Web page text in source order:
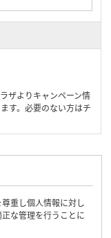
ザよりキャンペーン情
す。必要のない方はチ
重し個人情報に対し
な管理を行うことに